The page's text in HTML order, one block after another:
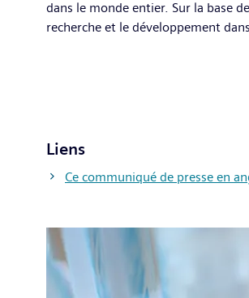
dans le monde entier. Sur la base
recherche et le développement
Liens
Ce communiqué de presse en